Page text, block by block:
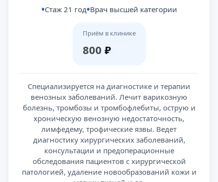
Стаж 21 год Врач высшей категории
Приём в клинике
800 ₽
Специализируется на диагностике и терапии
венозных заболеваний. Лечит варикозную
болезнь, тромбозы и тромбофлебиты, острую и
хроническую венозную недостаточность,
лимфедему, трофические язвы. Ведет
диагностику хирургических заболеваний,
консультации и предоперационные
обследования пациентов с хирургической
патологией, удаление новообразований кожи и